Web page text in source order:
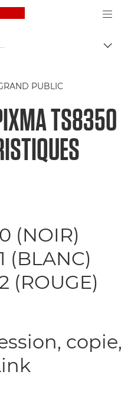
Canon Logo, back to
Caractéristiques et fonctions : série PIXMA TS8350
PUBLIC
TS8350
(NOIR)
(BLANC)
(ROUGE)
copie,